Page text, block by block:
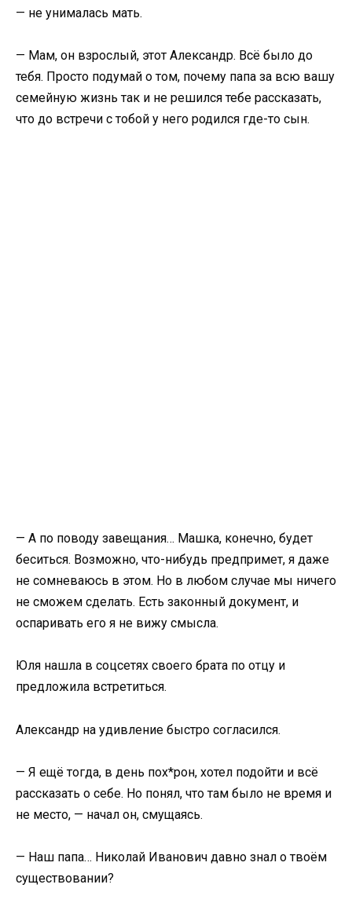
— не унималась мать.
— Мам, он взрослый, этот Александр. Всё было до
тебя. Просто подумай о том, почему папа за всю вашу
семейную жизнь так и не решился тебе рассказать,
что до встречи с тобой у него родился где-то сын.
— А по поводу завещания… Машка, конечно, будет
беситься. Возможно, что-нибудь предпримет, я даже
не сомневаюсь в этом. Но в любом случае мы ничего
не сможем сделать. Есть законный документ, и
оспаривать его я не вижу смысла.
Юля нашла в соцсетях своего брата по отцу и
предложила встретиться.
Александр на удивление быстро согласился.
— Я ещё тогда, в день пох*рон, хотел подойти и всё
рассказать о себе. Но понял, что там было не время и
не место, — начал он, смущаясь.
— Наш папа… Николай Иванович давно знал о твоём
существовании?